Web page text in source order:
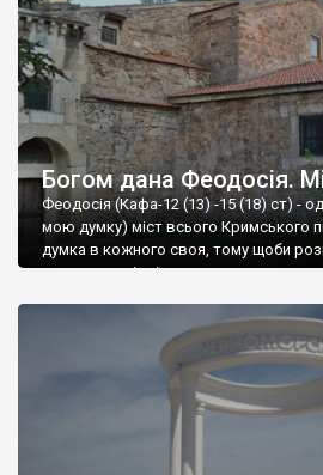
Богом дана Феодосія.
Феодосія (Кафа-12 (13) -15 (18) ст) -
мою думку) міст всього Кримського
думка в кожного своя, тому щоби
запрошую відвідати це